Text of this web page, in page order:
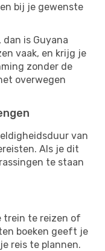
bij je gewenste
is Guyana
vaak, en krijg je
zonder de
overwegen
van
Als je dit
te staan
trein te reizen of
boeken geeft je
reis te plannen.